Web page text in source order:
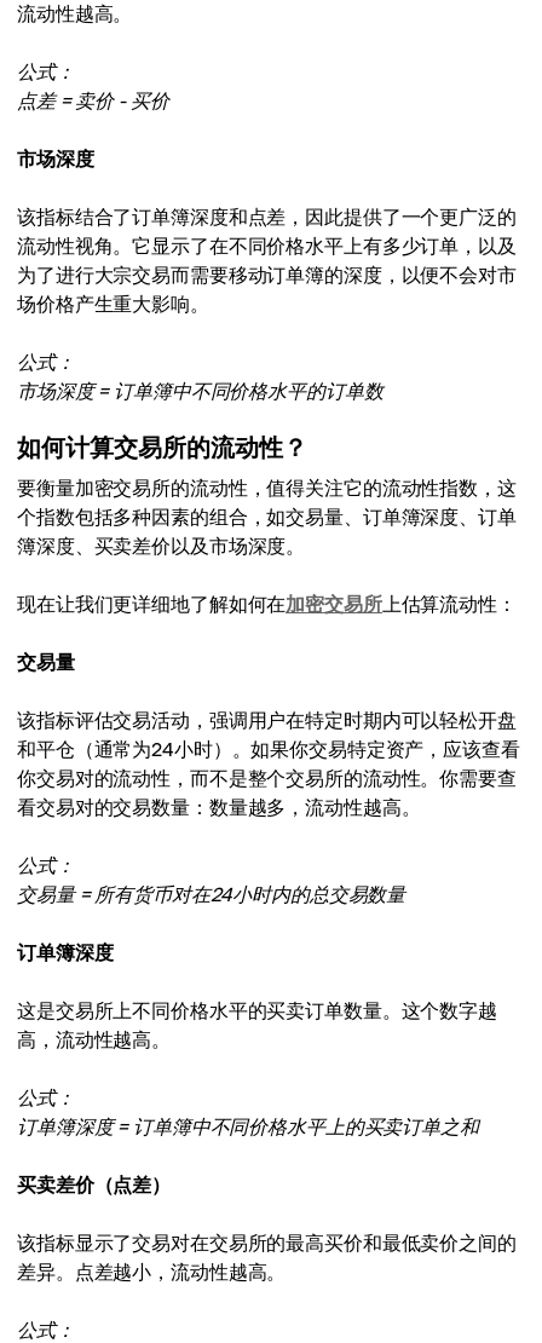
流动性越高。
公式：
点差 = 卖价 - 买价
市场深度
该指标结合了订单簿深度和点差，因此提供了一个更广泛的
流动性视角。它显示了在不同价格水平上有多少订单，以及
为了进行大宗交易而需要移动订单簿的深度，以便不会对市
场价格产生重大影响。
公式：
市场深度 = 订单簿中不同价格水平的订单数
如何计算交易所的流动性？
要衡量加密交易所的流动性，值得关注它的流动性指数，这
个指数包括多种因素的组合，如交易量、订单簿深度、订单
簿深度、买卖差价以及市场深度。
现在让我们更详细地了解如何在加密交易所上估算流动性：
交易量
该指标评估交易活动，强调用户在特定时期内可以轻松开盘
和平仓（通常为24小时）。如果你交易特定资产，应该查看
你交易对的流动性，而不是整个交易所的流动性。你需要查
看交易对的交易数量：数量越多，流动性越高。
公式：
交易量 = 所有货币对在24小时内的总交易数量
订单簿深度
这是交易所上不同价格水平的买卖订单数量。这个数字越
高，流动性越高。
公式：
订单簿深度 = 订单簿中不同价格水平上的买卖订单之和
买卖差价（点差）
该指标显示了交易对在交易所的最高买价和最低卖价之间的
差异。点差越小，流动性越高。
公式：